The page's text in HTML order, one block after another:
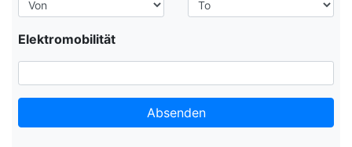
Elektromobilität
Absenden